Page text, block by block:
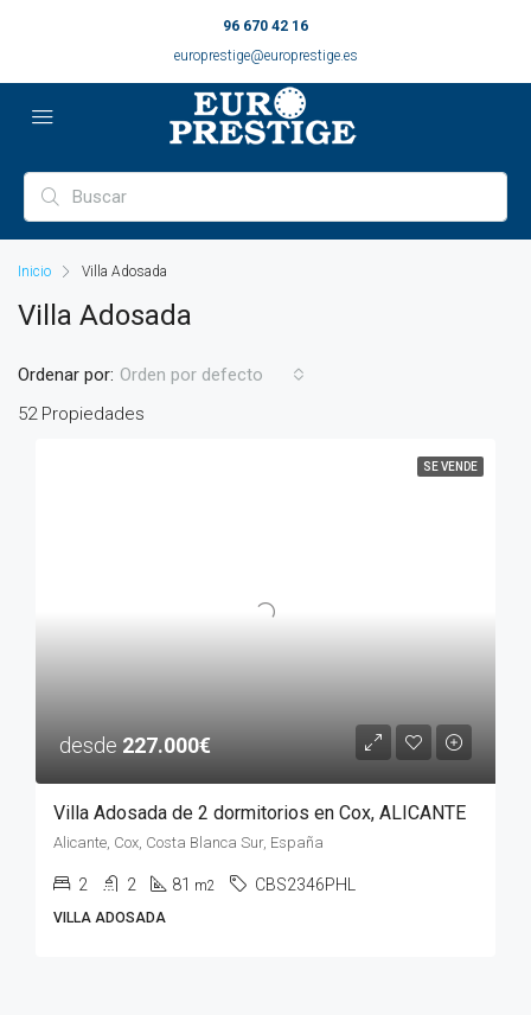
96 670 42 16
europrestige@europrestige.es
Inicio Villa Adosada
Villa Adosada
52 Propiedades
Ordenar por: Orden por defecto
SE VENDE
desde 227.000€
Villa Adosada de 2 dormitorios en Cox, ALICANTE
Alicante, Cox, Costa Blanca Sur, España
2 2 81 m2 CBS2346PHL
VILLA ADOSADA